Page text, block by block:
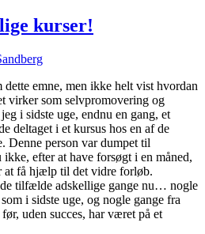
kurser!
emne, men ikke helt vist hvordan
virker som selvpromovering og
i sidste uge, endnu en gang, et
deltaget i et kursus hos en af de
Denne person var dumpet til
efter at have forsøgt i en måned,
at få hjælp til det vidre forløb.
tilfælde adskellige gange nu… nogle
i sidste uge, og nogle gange fra
uden succes, har været på et